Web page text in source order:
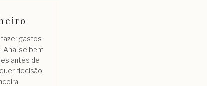
gastos
Analise bem
antes de
decisão